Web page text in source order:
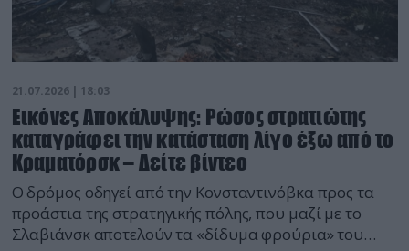
21.07.2026 | 18:03
Εικόνες Αποκάλυψης: Ρώσος στρατιώτης
καταγράφει την κατάσταση λίγο έξω από το
Κραματόρσκ – Δείτε βίντεο
Ο δρόμος οδηγεί από την Κονσταντινόβκα προς τα
προάστια της στρατηγικής πόλης, που μαζί με το
Σλαβιάνσκ αποτελούν τα «δίδυμα φρούρια» του